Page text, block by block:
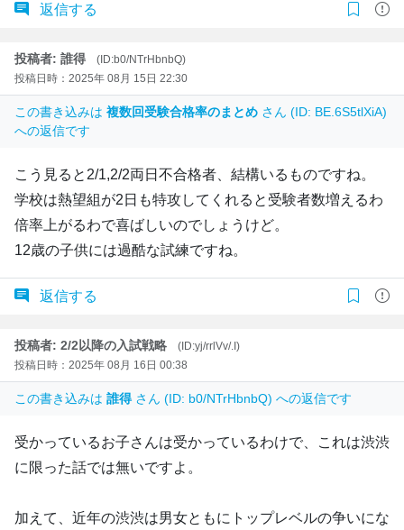
返信する
投稿者: 誰得
(ID:b0/NTrHbnbQ)
投稿日時：2025年 08月 15日 22:30
この書き込みは 複数回受験合格率のまとめ さん (ID: BE.6S5tlXiA)
への返信です
こう見ると2/1,2/2両日不合格者、結構いるものですね。
学校は熱望組が2日も特攻してくれると受験者数増えるわ
倍率上がるわで喜ばしいのでしょうけど。
12歳の子供には過酷な試練ですね。
返信する
投稿者: 2/2以降の入試戦略
(ID:yj/rrlVv/.I)
投稿日時：2025年 08月 16日 00:38
この書き込みは 誰得 さん (ID: b0/NTrHbnbQ) への返信です
受かっているお子さんは受かっているわけで、これは渋渋
に限った話では無いですよ。
加えて、近年の渋渋は男女ともにトップレベルの争いにな